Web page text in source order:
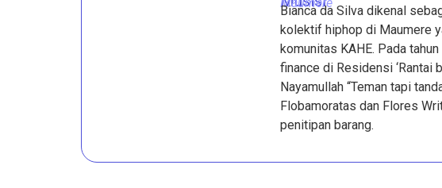
Bianca da Silva dikenal
kolektif hiphop di Maumere
komunitas KAHE. Pada
finance di Residensi ‘Rantai
Nayamullah “Teman tapi
Flobamoratas dan Flores
penitipan barang.